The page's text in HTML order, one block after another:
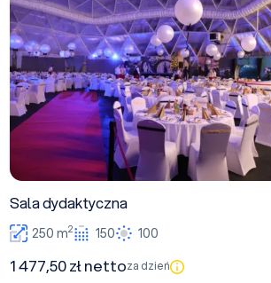
Sala dydaktyczna
250 m2 150 100
1 477,50 zł nettoza dzień